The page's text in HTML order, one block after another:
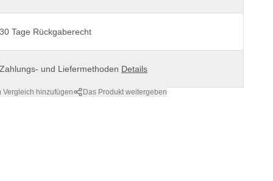
30 Tage Rückgaberecht
Zahlungs- und Liefermethoden Details
Vergleich hinzufügen Das Produkt weitergeben